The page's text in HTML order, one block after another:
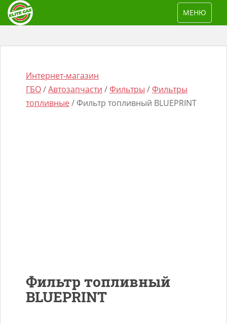
p
TOGGLE
МЕНЮ
Интернет-магазин
ГБО/Автозапчасти /Фильтры /Фильтры
топливные/ Фильтр топливный BLUEPRINT
Фильтр топливный
BLUEPRINT